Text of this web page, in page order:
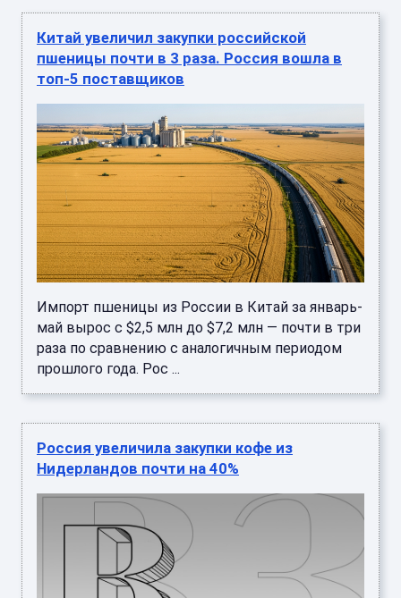
Китай увеличил закупки российской
пшеницы почти в 3 раза. Россия вошла в
топ-5 поставщиков
Импорт пшеницы из России в Китай за январь-
май вырос с $2,5 млн до $7,2 млн — почти в три
раза по сравнению с аналогичным периодом
прошлого года. Рос ...
Россия увеличила закупки кофе из
Нидерландов почти на 40%